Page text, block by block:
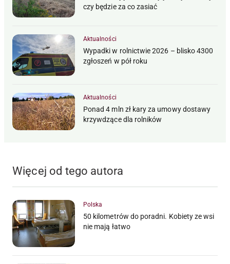
czy będzie za co zasiać
Aktualności
Wypadki w rolnictwie 2026 – blisko 4300
zgłoszeń w pół roku
Aktualności
Ponad 4 mln zł kary za umowy dostawy
krzywdzące dla rolników
Więcej od tego autora
Polska
50 kilometrów do poradni. Kobiety ze wsi
nie mają łatwo